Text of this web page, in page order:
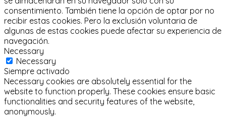
consentimiento. También tiene la opción de optar por no
recibir estas cookies. Pero la exclusión voluntaria de
algunas de estas cookies puede afectar su experiencia de
navegación.
Necessary
Necessary
Siempre activado
Necessary cookies are absolutely essential for the
website to function properly. These cookies ensure basic
functionalities and security features of the website,
anonymously.